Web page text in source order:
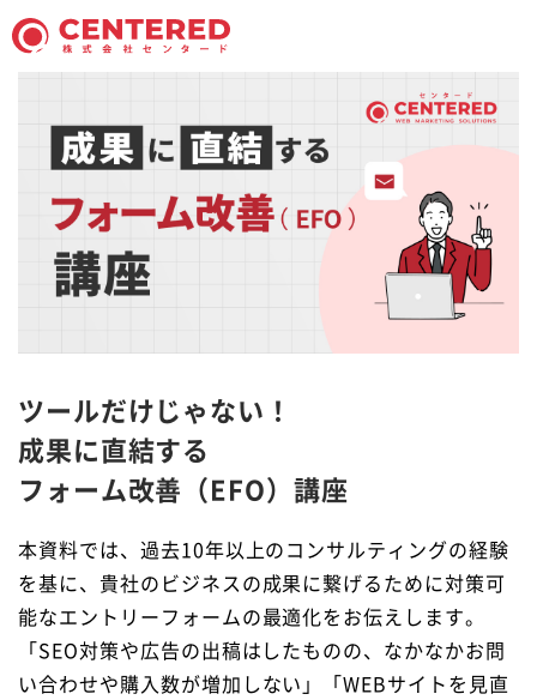
ツールだけじゃない！
成果に直結する
フォーム改善（EFO）講座
本資料では、過去10年以上のコンサルティングの経験
を基に、貴社のビジネスの成果に繋げるために対策可
能なエントリーフォームの最適化をお伝えします。
「SEO対策や広告の出稿はしたものの、なかなかお問
い合わせや購入数が増加しない」「WEBサイトを見直